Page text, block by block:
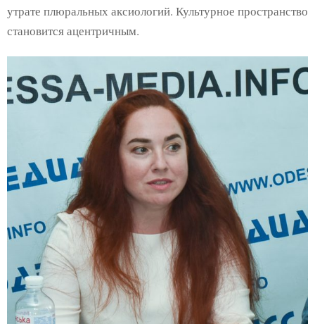
утрате плюральных аксиологий. Культурное пространство
становится ацентричным.